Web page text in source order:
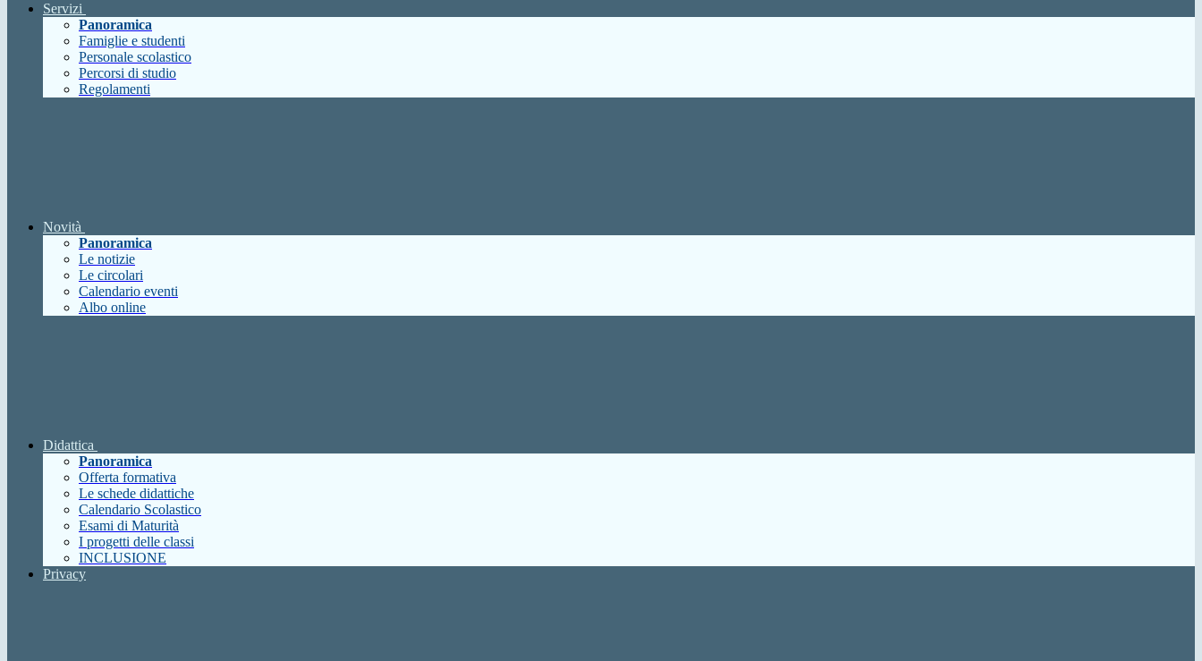
Servizi
Panoramica
Famiglie e studenti
Personale scolastico
Percorsi di studio
Regolamenti
Novità
Panoramica
Le notizie
Le circolari
Calendario eventi
Albo online
Didattica
Panoramica
Offerta formativa
Le schede didattiche
Calendario Scolastico
Esami di Maturità
I progetti delle classi
INCLUSIONE
Privacy